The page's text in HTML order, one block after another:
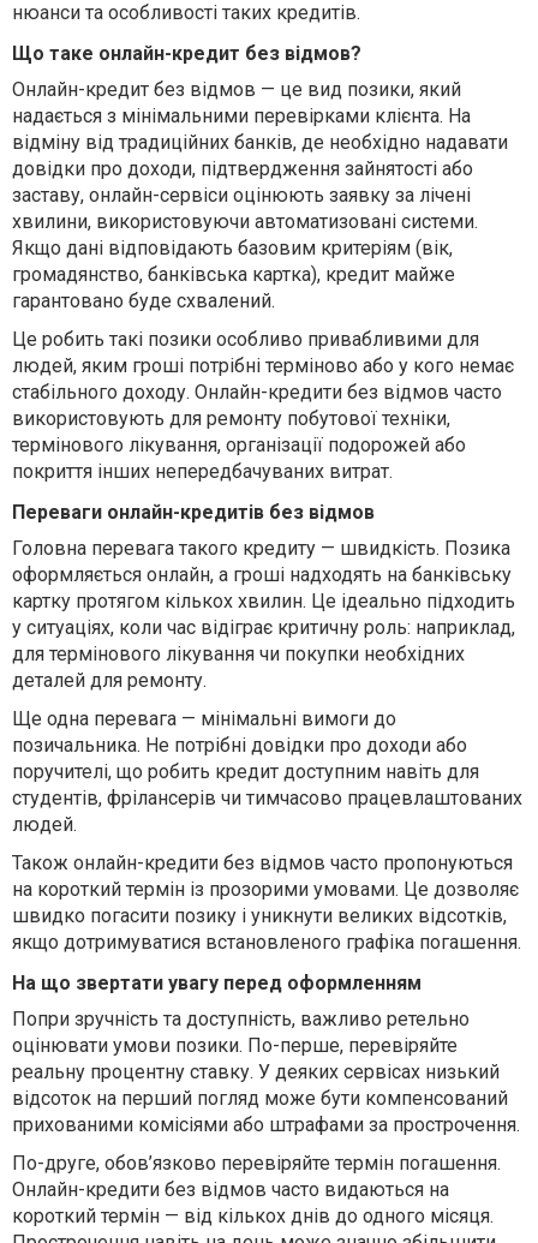
нюанси та особливості таких кредитів.
Що таке онлайн-кредит без відмов?
Онлайн-кредит без відмов — це вид позики, який
надається з мінімальними перевірками клієнта. На
відміну від традиційних банків, де необхідно надавати
довідки про доходи, підтвердження зайнятості або
заставу, онлайн-сервіси оцінюють заявку за лічені
хвилини, використовуючи автоматизовані системи.
Якщо дані відповідають базовим критеріям (вік,
громадянство, банківська картка), кредит майже
гарантовано буде схвалений.
Це робить такі позики особливо привабливими для
людей, яким гроші потрібні терміново або у кого немає
стабільного доходу. Онлайн-кредити без відмов часто
використовують для ремонту побутової техніки,
термінового лікування, організації подорожей або
покриття інших непередбачуваних витрат.
Переваги онлайн-кредитів без відмов
Головна перевага такого кредиту — швидкість. Позика
оформляється онлайн, а гроші надходять на банківську
картку протягом кількох хвилин. Це ідеально підходить
у ситуаціях, коли час відіграє критичну роль: наприклад,
для термінового лікування чи покупки необхідних
деталей для ремонту.
Ще одна перевага — мінімальні вимоги до
позичальника. Не потрібні довідки про доходи або
поручителі, що робить кредит доступним навіть для
студентів, фрілансерів чи тимчасово працевлаштованих
людей.
Також онлайн-кредити без відмов часто пропонуються
на короткий термін із прозорими умовами. Це дозволяє
швидко погасити позику і уникнути великих відсотків,
якщо дотримуватися встановленого графіка погашення.
На що звертати увагу перед оформленням
Попри зручність та доступність, важливо ретельно
оцінювати умови позики. По-перше, перевіряйте
реальну процентну ставку. У деяких сервісах низький
відсоток на перший погляд може бути компенсований
прихованими комісіями або штрафами за прострочення.
По-друге, обов’язково перевіряйте термін погашення.
Онлайн-кредити без відмов часто видаються на
короткий термін — від кількох днів до одного місяця.